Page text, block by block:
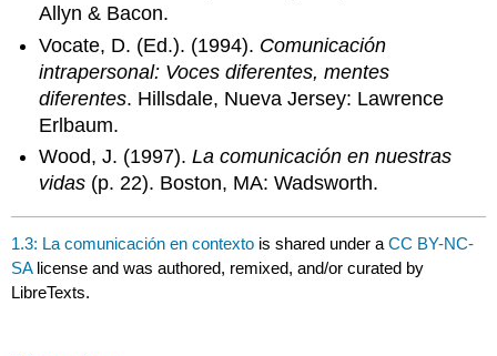
Allyn & Bacon.
Vocate, D. (Ed.). (1994). Comunicación
intrapersonal: Voces diferentes, mentes
diferentes. Hillsdale, Nueva Jersey: Lawrence
Erlbaum.
Wood, J. (1997).La comunicación en nuestras
vidas (p. 22). Boston, MA: Wadsworth.
1.3: La comunicación en contexto is shared under aCC BY-NC-
SA license and was authored, remixed, and/or curated by
LibreTexts.